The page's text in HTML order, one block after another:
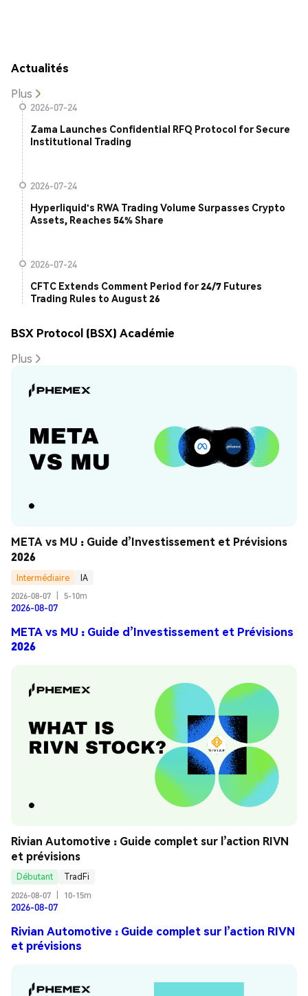
Actualités
Plus
2026-07-24
Zama Launches Confidential RFQ Protocol for Secure
Institutional Trading
2026-07-24
Hyperliquid's RWA Trading Volume Surpasses Crypto
Assets, Reaches 54% Share
2026-07-24
CFTC Extends Comment Period for 24/7 Futures
Trading Rules to August 26
BSX Protocol (BSX) Académie
Plus
META vs MU : Guide d’Investissement et Prévisions
2026
Intermédiaire
IA
2026-08-07
5-10m
2026-08-07
META vs MU : Guide d’Investissement et Prévisions
2026
Rivian Automotive : Guide complet sur l’action RIVN
et prévisions
Débutant
TradFi
2026-08-07
10-15m
2026-08-07
Rivian Automotive : Guide complet sur l’action RIVN
et prévisions